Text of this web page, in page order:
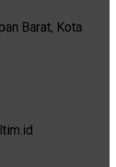
Barat, Kota